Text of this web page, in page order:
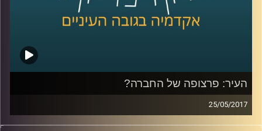
העיר: פרצופה של החברה?
25/05/2017
האם פני העיר הם רק חזות ויזואלית או שמא